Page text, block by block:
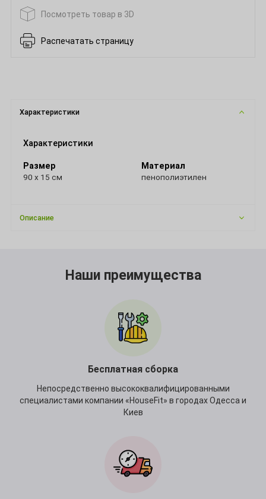
Посмотреть товар в 3D
Распечатать страницу
Характеристики
Характеристики
Размер
90 х 15 см
Материал
пенополиэтилен
Описание
Наши преимущества
Бесплатная сборка
Непосредственно высококвалифицированными
специалистами компании «HouseFit» в городах Одесса и
Киев